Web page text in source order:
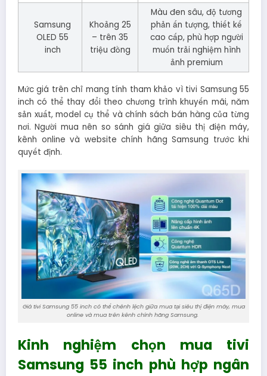
Samsung
OLED 55
inch
Khoảng 25
– trên 35
triệu đồng
Màu đen sâu, độ tương
phản ấn tượng, thiết kế
cao cấp, phù hợp người
muốn trải nghiệm hình
ảnh premium
Mức giá trên chỉ mang tính tham khảo vì tivi Samsung 55
inch có thể thay đổi theo chương trình khuyến mãi, năm
sản xuất, model cụ thể và chính sách bán hàng của từng
nơi. Người mua nên so sánh giá giữa siêu thị điện máy,
kênh online và website chính hãng Samsung trước khi
quyết định.
Giá tivi Samsung 55 inch có thể chênh lệch giữa mua tại siêu thị điện máy, mua
online và mua trên kênh chính hãng Samsung.
Kinh nghiệm chọn mua tivi
Samsung 55 inch phù hợp ngân